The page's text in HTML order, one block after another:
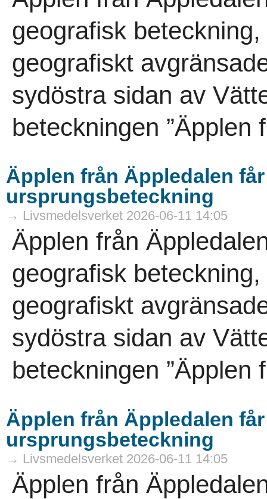
geografisk
geografiskt
sydöstra sidan av
beteckningen ”Äpplen
Äpplen från Äppledalen
ursprungsbeteckning
→ Livsmedelsverket 2026-06-11 14:05
Äpplen från
geografisk
geografiskt
sydöstra sidan av
beteckningen ”Äpplen
Äpplen från Äppledalen
ursprungsbeteckning
→ Livsmedelsverket 2026-06-11 14:05
Äpplen från